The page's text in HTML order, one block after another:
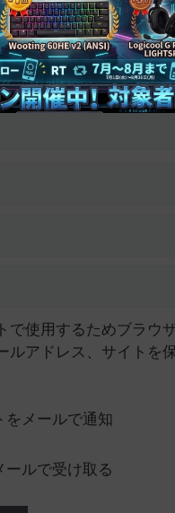
で使用するためブラウ
ルアドレス、サイトを
をメールで通知
ルで受け取る